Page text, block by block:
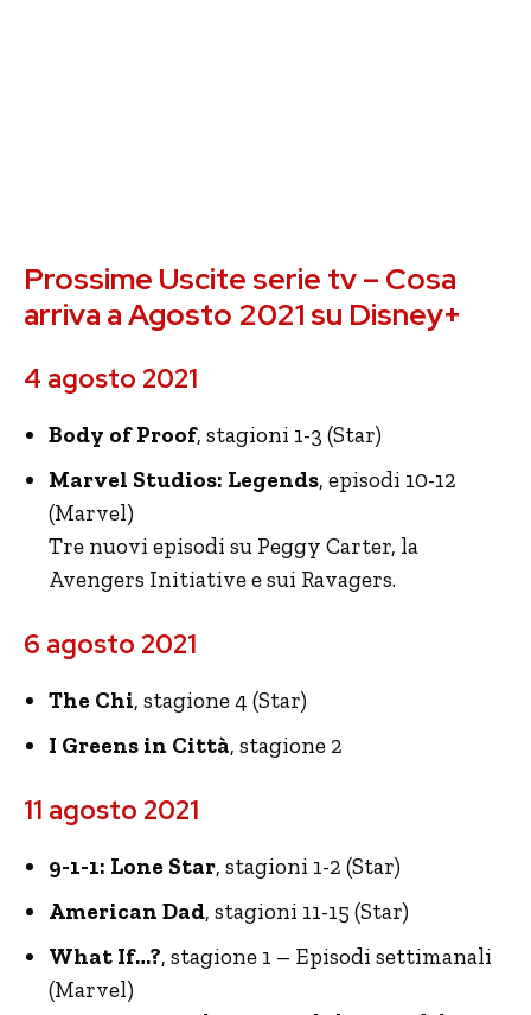
Prossime Uscite serie tv – Cosa
arriva a Agosto 2021 su Disney+
4 agosto 2021
Body of Proof, stagioni 1-3 (Star)
Marvel Studios: Legends, episodi 10-12
(Marvel)
Tre nuovi episodi su Peggy Carter, la
Avengers Initiative e sui Ravagers.
6 agosto 2021
The Chi, stagione 4 (Star)
I Greens in Città, stagione 2
11 agosto 2021
9-1-1: Lone Star, stagioni 1-2 (Star)
American Dad, stagioni 11-15 (Star)
What If…?, stagione 1 – Episodi settimanali
(Marvel)